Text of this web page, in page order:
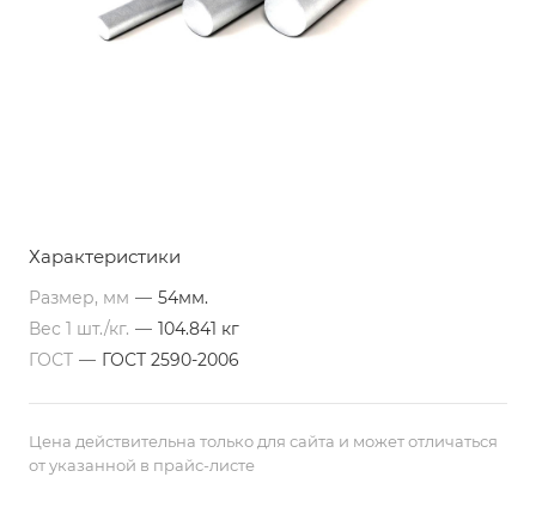
Характеристики
Размер, мм — 54мм.
Вес 1 шт./кг. — 104.841 кг
ГОСТ — ГОСТ 2590-2006
Цена действительна только для сайта и может отличаться
от указанной в прайс-листе